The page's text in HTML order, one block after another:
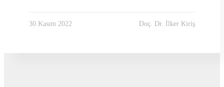
30 Kasım 2022 Doç. Dr. İlker Kiriş